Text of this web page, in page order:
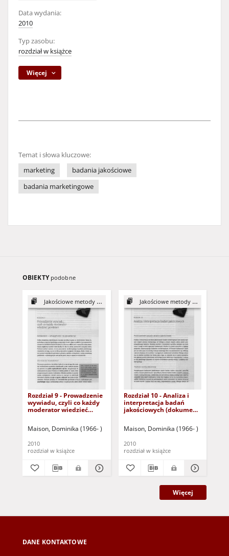
Data wydania:
2010
Typ zasobu:
rozdział w książce
Więcej
Temat i słowa kluczowe:
marketing
badania jakościowe
badania marketingowe
OBIEKTY podobne
Jakościowe metody badań
Rozdział 9 - Prowadzenie
wywiadu, czyli co każdy
moderator wiedzieć
tylko dla osób z
Maison, Dominika (1966- )
2010
rozdział w książce
Jakościowe metody badań
Rozdział 10 - Analiza i
interpretacja badań
jakościowych (dokument
dysfunkcją wzroku)
Maison, Dominika (1966- )
2010
rozdział w książce
Więcej
DANE KONTAKTOWE